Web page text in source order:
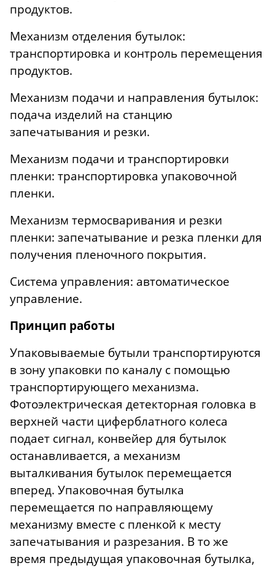
продуктов.
Механизм отделения бутылок:
транспортировка и контроль перемещения
продуктов.
Механизм подачи и направления бутылок:
подача изделий на станцию
запечатывания и резки.
Механизм подачи и транспортировки
пленки: транспортировка упаковочной
пленки.
Механизм термосваривания и резки
пленки: запечатывание и резка пленки для
получения пленочного покрытия.
Система управления: автоматическое
управление.
Принцип работы
Упаковываемые бутыли транспортируются
в зону упаковки по каналу с помощью
транспортирующего механизма.
Фотоэлектрическая детекторная головка в
верхней части циферблатного колеса
подает сигнал, конвейер для бутылок
останавливается, а механизм
выталкивания бутылок перемещается
вперед. Упаковочная бутылка
перемещается по направляющему
механизму вместе с пленкой к месту
запечатывания и разрезания. В то же
время предыдущая упаковочная бутылка,